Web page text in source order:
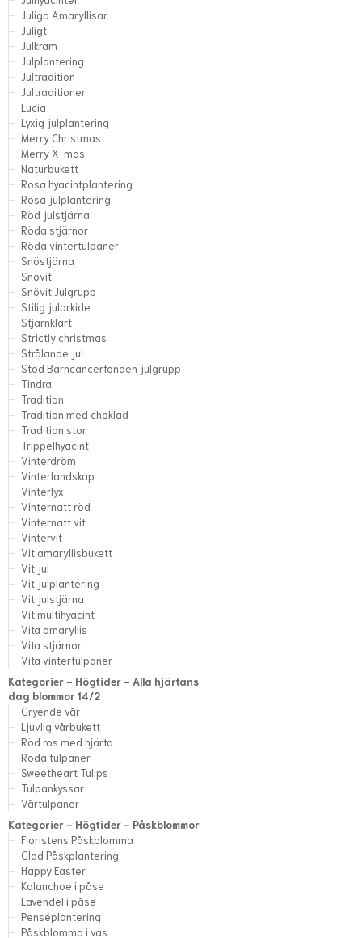
Juliga Amaryllisar
Juligt
Julkram
Julplantering
Jultradition
Jultraditioner
Lucia
Lyxig julplantering
Merry Christmas
Merry X-mas
Naturbukett
Rosa hyacintplantering
Rosa julplantering
Röd julstjärna
Röda stjärnor
Röda vintertulpaner
Snöstjärna
Snövit
Snövit Julgrupp
Stilig julorkide
Stjärnklart
Strictly christmas
Strålande jul
Stöd Barncancerfonden julgrupp
Tindra
Tradition
Tradition med choklad
Tradition stor
Trippelhyacint
Vinterdröm
Vinterlandskap
Vinterlyx
Vinternatt röd
Vinternatt vit
Vintervit
Vit amaryllisbukett
Vit jul
Vit julplantering
Vit julstjärna
Vit multihyacint
Vita amaryllis
Vita stjärnor
Vita vintertulpaner
Kategorier - Högtider - Alla hjärtans
dag blommor 14/2
Gryende vår
Ljuvlig vårbukett
Röd ros med hjärta
Röda tulpaner
Sweetheart Tulips
Tulpankyssar
Vårtulpaner
Kategorier - Högtider - Påskblommor
Floristens Påskblomma
Glad Påskplantering
Happy Easter
Kalanchoe i påse
Lavendel i påse
Penséplantering
Påskblomma i vas